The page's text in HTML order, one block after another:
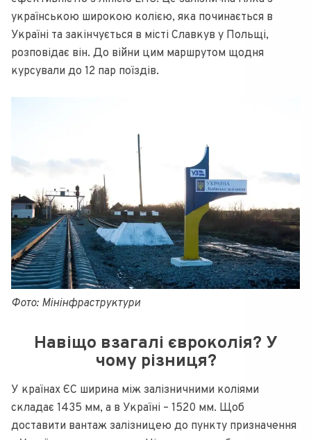
українською широкою колією, яка починається в
Україні та закінчується в місті Славкув у Польщі,
розповідає він. До війни цим маршрутом щодня
курсували до 12 пар поїздів.
Фото: Мінінфраструктури
Навіщо взагалі євроколія? У
чому різниця?
У країнах ЄС ширина між залізничними коліями
складає 1435 мм, а в Україні – 1520 мм. Щоб
доставити вантаж залізницею до пункту призначення